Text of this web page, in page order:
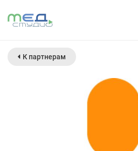
Медиатека
К партнерам